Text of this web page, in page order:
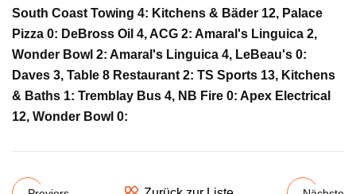
South Coast Towing 4: Kitchens & Bäder 12, Palace
Pizza 0: DeBross Oil 4, ACG 2: Amaral's Linguica 2,
Wonder Bowl 2: Amaral's Linguica 4, LeBeau's 0:
Daves 3, Table 8 Restaurant 2: TS Sports 13, Kitchens
& Baths 1: Tremblay Bus 4, NB Fire 0: Apex Electrical
12, Wonder Bowl 0: